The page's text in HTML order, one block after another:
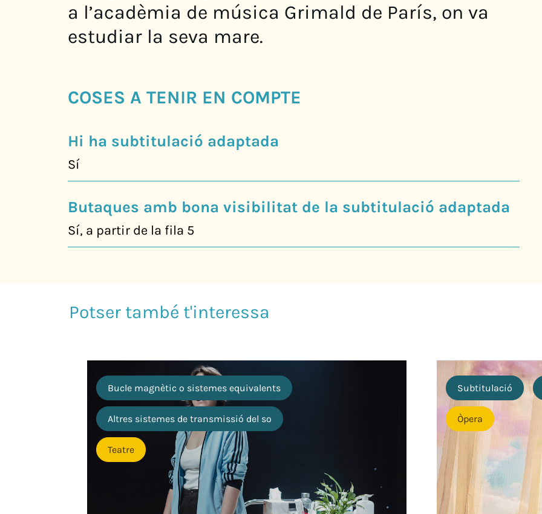
a l’acadèmia de música Grimald de París, on va
estudiar la seva mare.
COSES A TENIR EN COMPTE
Hi ha subtitulació adaptada
Sí
Butaques amb bona visibilitat de la subtitulació adaptada
Sí, a partir de la fila 5
Bucle magnètic o sistemes equivalents
Altres sistemes de transmissió del so
Teatre
Subtitulació
Òpera